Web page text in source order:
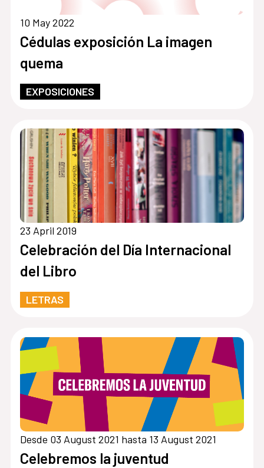
10 May 2022
Cédulas exposición La imagen
quema
EXPOSICIONES
23 April 2019
Celebración del Día Internacional
del Libro
LETRAS
Desde 03 August 2021 hasta 13 August 2021
Celebremos la juventud